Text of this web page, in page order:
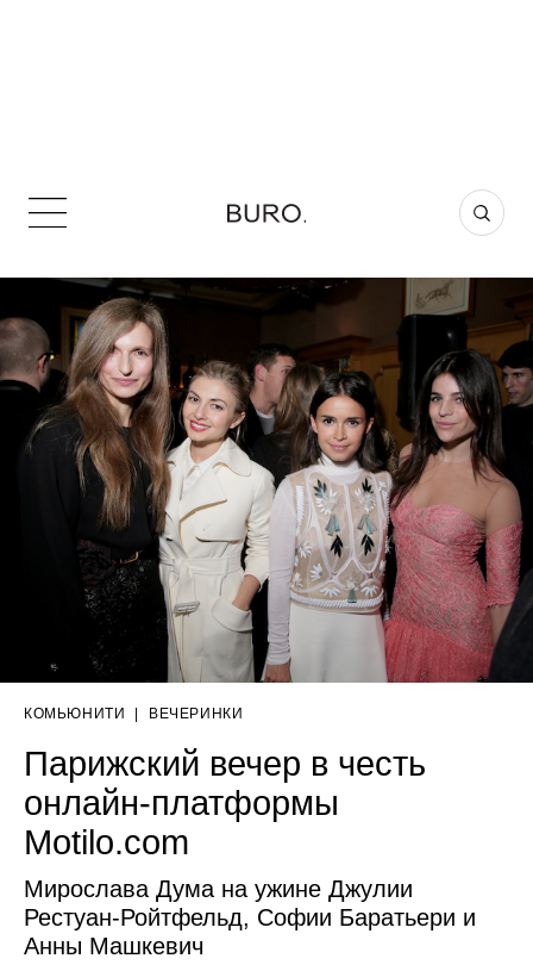
КОМЬЮНИТИ ВЕЧЕРИНКИ
Парижский вечер в честь
онлайн-платформы
Motilo.com
Мирослава Дума на ужине Джулии
Рестуан-Ройтфельд, Софии Баратьери и
Анны Машкевич